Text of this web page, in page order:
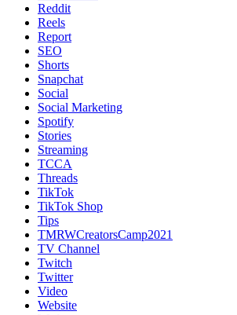
Reddit
Reels
Report
SEO
Shorts
Snapchat
Social
Social Marketing
Spotify
Stories
Streaming
TCCA
Threads
TikTok
TikTok Shop
Tips
TMRWCreatorsCamp2021
TV Channel
Twitch
Twitter
Video
Website